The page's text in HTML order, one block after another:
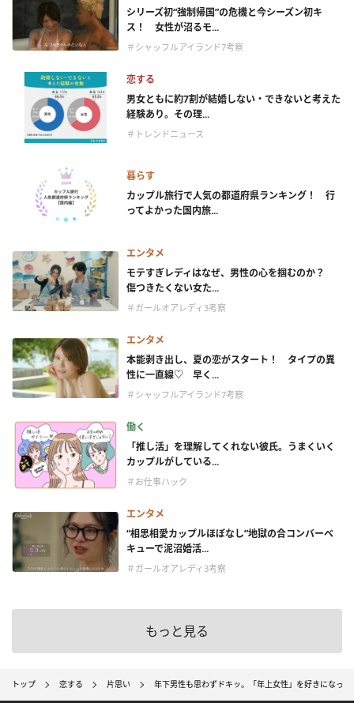
シリーズ初“強制帰国”の危機と今シーズン初キ
ス！ 女性が沼るモ...
＃シャッフルアイランド7考察
恋する
男女ともに約7割が結婚しない・できないと考えた
経験あり。その理...
＃トレンドニュース
暮らす
カップル旅行で人気の都道府県ランキング！ 行
ってよかった国内旅...
エンタメ
モテすぎレディはなぜ、男性の心を掴むのか？
傷つきたくない女た...
＃ガールオアレディ3考察
エンタメ
本能剥き出し、夏の恋がスタート！ タイプの異
性に一直線♡ 早く...
＃シャッフルアイランド7考察
働く
「推し活」を理解してくれない彼氏。うまくいく
カップルがしている...
＃お仕事ハック
エンタメ
“相思相愛カップルほぼなし”地獄の合コンバーベ
キューで泥沼婚活...
＃ガールオアレディ3考察
もっと見る
トップ 恋する 片思い 年下男性も思わずドキッ。「年上女性」を好きになっ